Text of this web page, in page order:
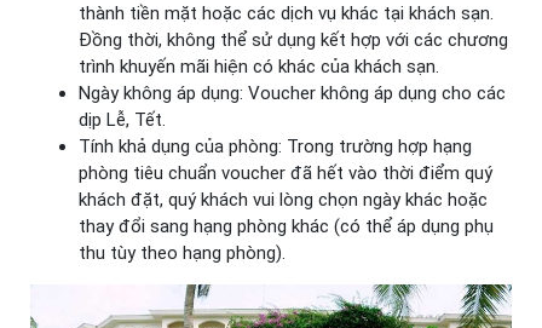
thành tiền mặt hoặc các dịch vụ khác tại khách sạn.
Đồng thời, không thể sử dụng kết hợp với các chương
trình khuyến mãi hiện có khác của khách sạn.
Ngày không áp dụng: Voucher không áp dụng cho các
dịp Lễ, Tết.
Tính khả dụng của phòng: Trong trường hợp hạng
phòng tiêu chuẩn voucher đã hết vào thời điểm quý
khách đặt, quý khách vui lòng chọn ngày khác hoặc
thay đổi sang hạng phòng khác (có thể áp dụng phụ
thu tùy theo hạng phòng).